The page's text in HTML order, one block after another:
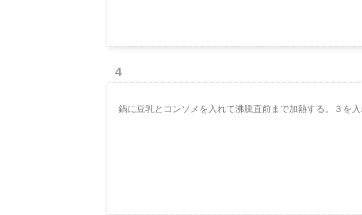
4
鍋に豆乳とコンソメを入れて沸騰直前まで加熱する。３を